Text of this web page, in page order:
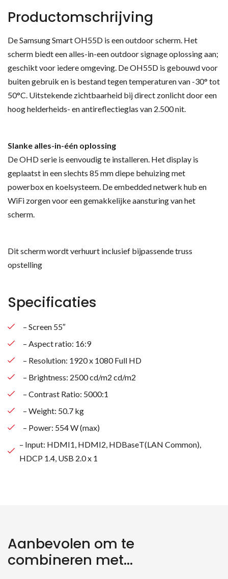
Productomschrijving
De Samsung Smart OH55D is een outdoor scherm. Het
scherm biedt een alles-in-een outdoor signage oplossing aan;
geschikt voor iedere omgeving. De OH55D is gebouwd voor
buiten gebruik en is bestand tegen temperaturen van -30° tot
50°C. Uitstekende zichtbaarheid bij direct zonlicht door een
hoog helderheids- en antireflectieglas van 2.500 nit.
Slanke alles-in-één oplossing
De OHD serie is eenvoudig te installeren. Het display is
geplaatst in een slechts 85 mm diepe behuizing met
powerbox en koelsysteem. De embedded netwerk hub en
WiFi zorgen voor een gemakkelijke aansturing van het
scherm.
Dit scherm wordt verhuurt inclusief bijpassende truss
opstelling
Specificaties
– Screen 55″
– Aspect ratio: 16:9
– Resolution: 1920 x 1080 Full HD
– Brightness: 2500 cd/m2 cd/m2
– Contrast Ratio: 5000:1
– Weight: 50.7 kg
– Power: 554 W (max)
– Input: HDMI1, HDMI2, HDBaseT(LAN Common),
HDCP 1.4, USB 2.0 x 1
Aanbevolen om te
combineren met...